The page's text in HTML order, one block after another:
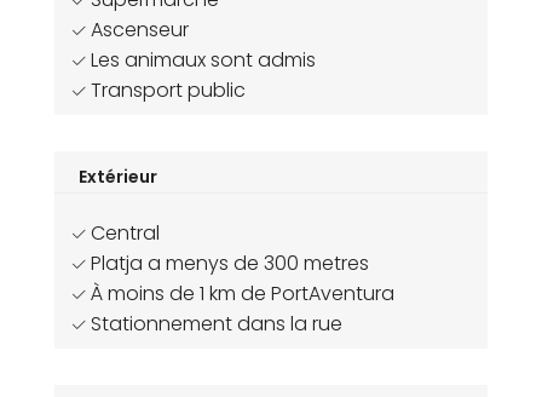
Ascenseur
Les animaux sont admis
Transport public
Extérieur
Central
Platja a menys de 300 metres
À moins de 1 km de PortAventura
Stationnement dans la rue